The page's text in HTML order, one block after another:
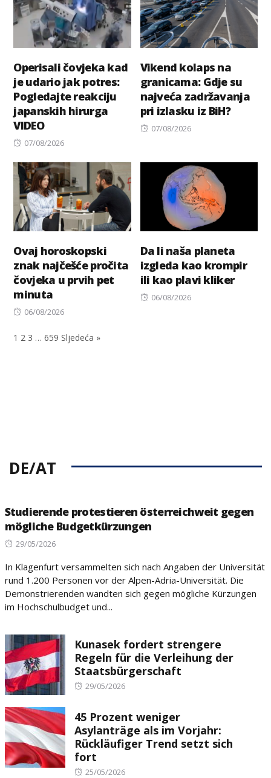
Operisali čovjeka kad
je udario jak potres:
Pogledajte reakciju
japanskih hirurga
VIDEO
Posted
07/08/2026
Vikend kolaps na
granicama: Gdje su
najveća zadržavanja
pri izlasku iz BiH?
Posted
07/08/2026
Ovaj horoskopski
znak najčešće pročita
čovjeka u prvih pet
minuta
Posted
06/08/2026
Da li naša planeta
izgleda kao krompir
ili kao plavi kliker
Posted
06/08/2026
1 2 3 … 659 Sljedeća »
DE/AT
Studierende protestieren österreichweit gegen
mögliche Budgetkürzungen
Posted
29/05/2026
In Klagenfurt versammelten sich nach Angaben der Universität
rund 1.200 Personen vor der Alpen-Adria-Universität. Die
Demonstrierenden wandten sich gegen mögliche Kürzungen
im Hochschulbudget und...
Kunasek fordert strengere
Regeln für die Verleihung der
Staatsbürgerschaft
Posted
29/05/2026
45 Prozent weniger
Asylanträge als im Vorjahr:
Rückläufiger Trend setzt sich
fort
Posted
25/05/2026